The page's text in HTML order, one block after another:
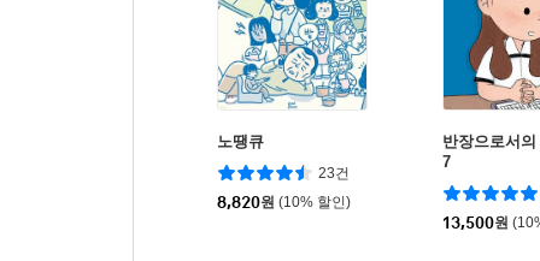
노땡큐
23건
8,820원 (10% 할인)
반장으로서
7
13,500원